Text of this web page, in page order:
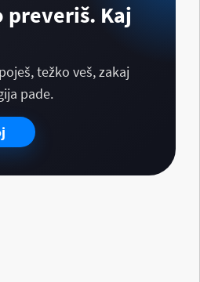
preveriš. Kaj
težko veš, zakaj
pade.